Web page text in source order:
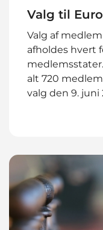
Valg til
Valg af
afholdes hvert
alt 720
valg den 9. juni